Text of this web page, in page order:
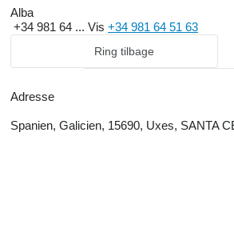
Alba
+34 981 64 ... Vis +34 981 64 51 63
Ring tilbage
Adresse
Spanien, Galicien, 15690, Uxes, SANTA